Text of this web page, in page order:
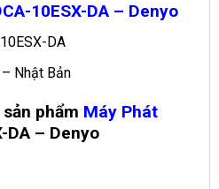
10ESX-DA – Denyo
DA
Nhật Bản
phẩm Máy Phát
DA – Denyo